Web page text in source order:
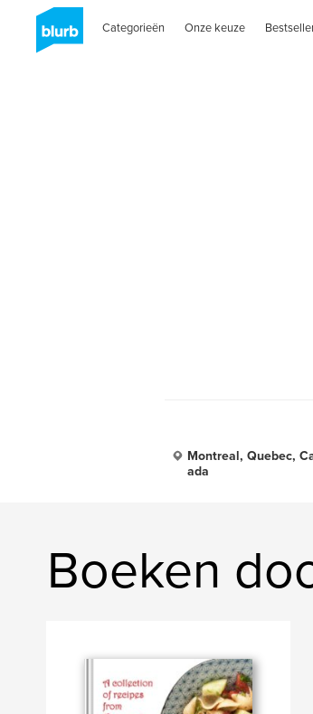
Categorieën Onze keuze
Montreal, Quebec,
ada
Boeken